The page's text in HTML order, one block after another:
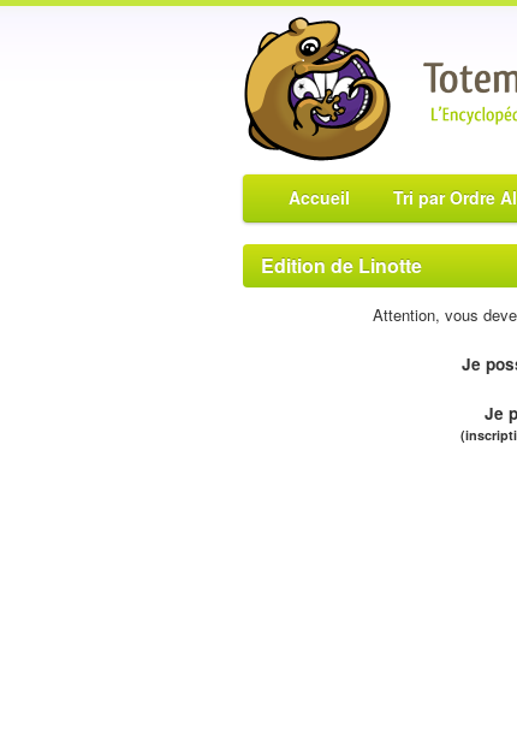
Accueil Tri par Ordre
Edition de Linotte
Attention, vous
Je
Je